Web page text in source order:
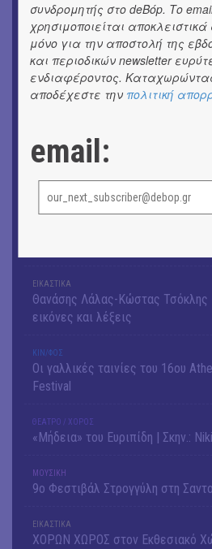
Το 6ο Kournos Music Festival στη
ΚΙΝ/ΦΟΣ
Κινηματογράφος με ελεύθερη
Αγορά Κυψέλης
λαού
ΕΙΚΑΣΤΙΚΑ
Ομαδική έκθεση | Προσωρινά για
ΕΙΚΑΣΤΙΚΑ
Θανάσης Λάλας-Κώστας Τσόκλης
εικόνες και λέξεις
ΚΙΝ/ΦΟΣ
Οι γαλλικές ταινίες του 16ου
Festival
ΘΕΑΤΡΟ / ΧΟΡΟΣ
«Μήδεια» του Ευριπίδη | Σκην.:
ΜΟΥΣΙΚΗ
9o Φεστιβάλ Στρογγύλη στη
ΕΙΚΑΣΤΙΚΑ
ΧΟΡΩΝ ΧΩΡΟΣ στον Εκθεσιακό
συνδρομητής στο deBόp. Το
χρησιμοποιείται
μόνο για την αποστολή της
και περιοδικών newsletter
ενδιαφέροντος.
αποδέχεστε την πολιτική
email: